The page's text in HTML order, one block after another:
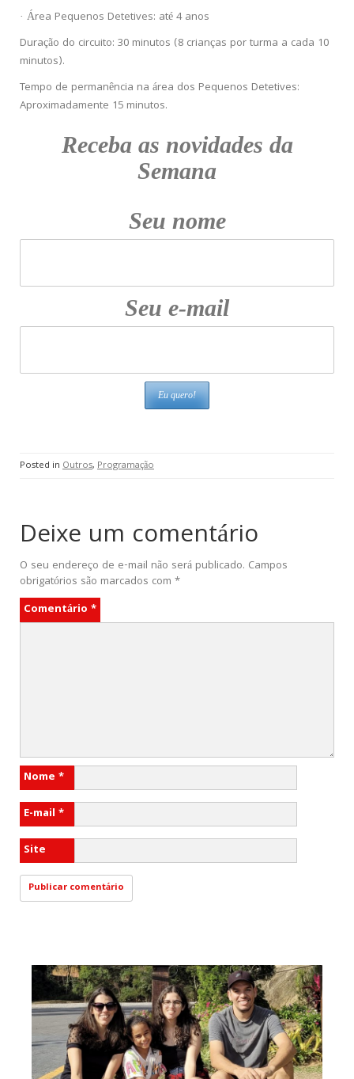
· Área Pequenos Detetives: até 4 anos
Duração do circuito: 30 minutos (8 crianças por turma a cada 10
minutos).
Tempo de permanência na área dos Pequenos Detetives:
Aproximadamente 15 minutos.
Receba as novidades da
Semana
Seu nome
Seu e-mail
Posted in Outros, Programação
Deixe um comentário
O seu endereço de e-mail não será publicado. Campos
obrigatórios são marcados com *
Comentário *
Nome *
E-mail *
Site